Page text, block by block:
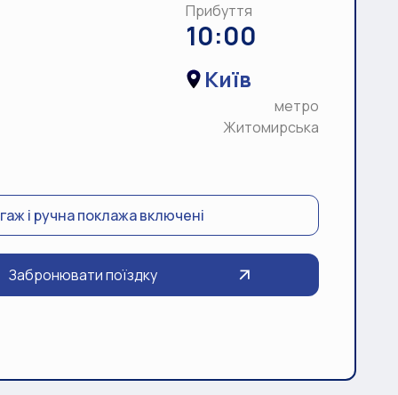
Прибуття
10:00
Київ
метро
Житомирська
і ручна поклажа включені
Забронювати поїздку